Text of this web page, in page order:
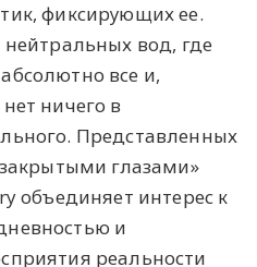
фиксирующих ее.
вод, где
все и,
ничего в
Представленных
глазами»
объединяет интерес к
и
реальности